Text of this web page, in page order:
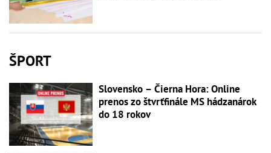
ŠPORT
Slovensko – Čierna Hora: Online
prenos zo štvrťfinále MS hádzanárok
do 18 rokov